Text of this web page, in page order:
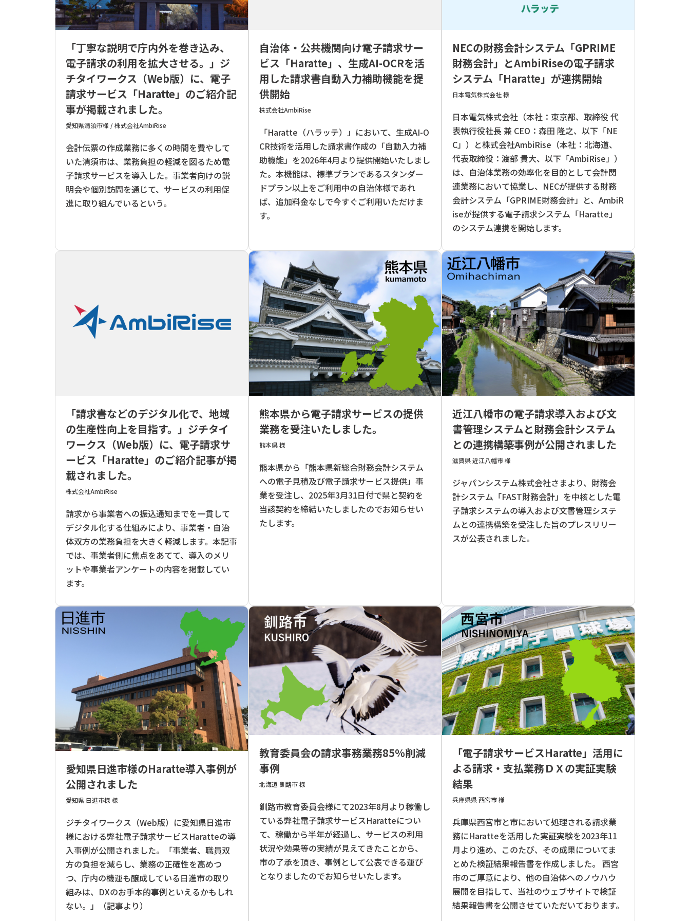
「丁寧な説明で庁内外を巻き込み、
電子請求の利用を拡大させる。」ジ
チタイワークス（Web版）に、電子
請求サービス「Haratte」のご紹介記
事が掲載されました。
愛知県清須市様 / 株式会社AmbiRise
会計伝票の作成業務に多くの時間を費やして
いた清須市は、業務負担の軽減を図るため電
子請求サービスを導入した。事業者向けの説
明会や個別訪問を通じて、サービスの利用促
進に取り組んでいるという。
自治体・公共機関向け電子請求サー
ビス「Haratte」、生成AI-OCRを活
用した請求書自動入力補助機能を提
供開始
株式会社AmbiRise
「Haratte（ハラッテ）」において、生成AI-O
CR技術を活用した請求書作成の「自動入力補
助機能」を2026年4月より提供開始いたしまし
た。本機能は、標準プランであるスタンダー
ドプラン以上をご利用中の自治体様であれ
ば、追加料金なしで今すぐご利用いただけま
す。
NECの財務会計システム「GPRIME
財務会計」とAmbiRiseの電子請求
システム「Haratte」が連携開始
日本電気株式会社 様
日本電気株式会社（本社：東京都、取締役 代
表執行役社長 兼 CEO：森田 隆之、以下「NE
C」）と株式会社AmbiRise（本社：北海道、
代表取締役：渡部 貴大、以下「AmbiRise」）
は、自治体業務の効率化を目的として会計関
連業務において協業し、NECが提供する財務
会計システム「GPRIME財務会計」と、AmbiR
iseが提供する電子請求システム「Haratte」
のシステム連携を開始します。
「請求書などのデジタル化で、地域
の生産性向上を目指す。」ジチタイ
ワークス（Web版）に、電子請求サ
ービス「Haratte」のご紹介記事が掲
載されました。
株式会社AmbiRise
請求から事業者への振込通知までを一貫して
デジタル化する仕組みにより、事業者・自治
体双方の業務負担を大きく軽減します。本記事
では、事業者側に焦点をあてて、導入のメリ
ットや事業者アンケートの内容を掲載してい
ます。
熊本県から電子請求サービスの提供
業務を受注いたしました。
熊本県 様
熊本県から「熊本県新総合財務会計システム
への電子見積及び電子請求サービス提供」事
業を受注し、2025年3月31日付で県と契約を
当該契約を締結いたしましたのでお知らせい
たします。
近江八幡市の電子請求導入および文
書管理システムと財務会計システム
との連携構築事例が公開されました
滋賀県 近江八幡市 様
ジャパンシステム株式会社さまより、財務会
計システム「FAST財務会計」を中核とした電
子請求システムの導入および文書管理システ
ムとの連携構築を受注した旨のプレスリリー
スが公表されました。
愛知県日進市様のHaratte導入事例が
公開されました
愛知県 日進市様 様
ジチタイワークス（Web版）に愛知県日進市
様における弊社電子請求サービスHaratteの導
入事例が公開されました。「事業者、職員双
方の負担を減らし、業務の正確性を高めつ
つ、庁内の機運も醸成している日進市の取り
組みは、DXのお手本的事例といえるかもしれ
ない。」（記事より）
教育委員会の請求事務業務85％削減
事例
北海道 釧路市 様
釧路市教育委員会様にて2023年8月より稼働し
ている弊社電子請求サービスHaratteについ
て、稼働から半年が経過し、サービスの利用
状況や効果等の実績が見えてきたことから、
市の了承を頂き、事例として公表できる運び
となりましたのでお知らせいたします。
「電子請求サービスHaratte」活用に
よる請求・支払業務ＤＸの実証実験
結果
兵庫県県 西宮市 様
兵庫県西宮市と市において処理される請求業
務にHaratteを活用した実証実験を2023年11
月より進め、このたび、その成果についてま
とめた検証結果報告書を作成しました。 西宮
市のご厚意により、他の自治体へのノウハウ
展開を目指して、当社のウェブサイトで検証
結果報告書を公開させていただいております。